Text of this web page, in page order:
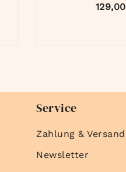
129,00
Service
Zahlung & Versand
Newsletter